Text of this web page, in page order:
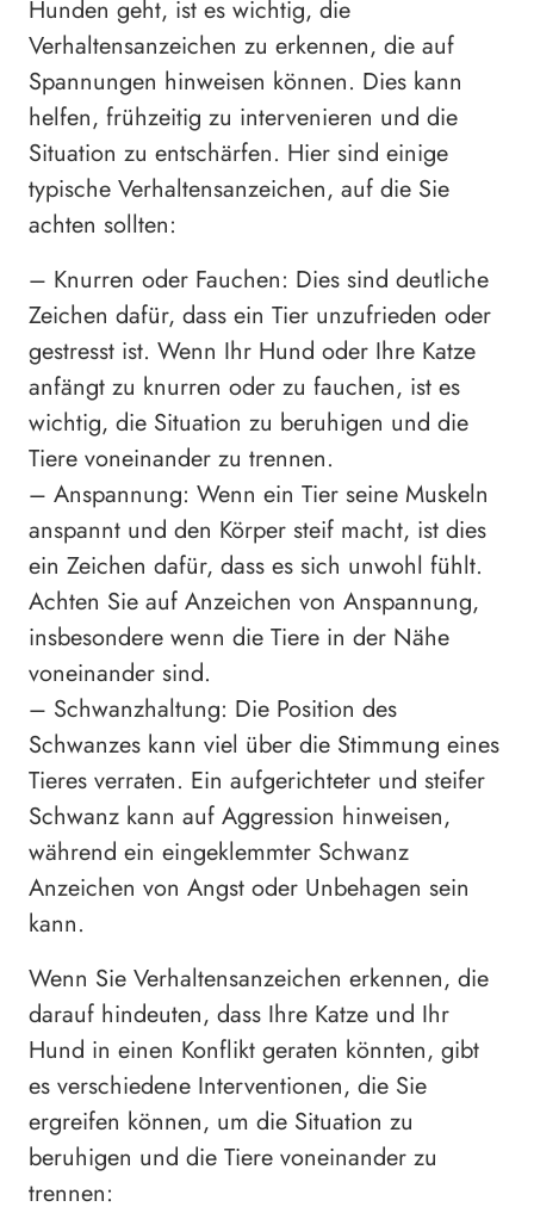
Hunden geht, ist es wichtig, die
Verhaltensanzeichen zu erkennen, die auf
Spannungen hinweisen können. Dies kann
helfen, frühzeitig zu intervenieren und die
Situation zu entschärfen. Hier sind einige
typische Verhaltensanzeichen, auf die Sie
achten sollten:
– Knurren oder Fauchen: Dies sind deutliche
Zeichen dafür, dass ein Tier unzufrieden oder
gestresst ist. Wenn Ihr Hund oder Ihre Katze
anfängt zu knurren oder zu fauchen, ist es
wichtig, die Situation zu beruhigen und die
Tiere voneinander zu trennen.
– Anspannung: Wenn ein Tier seine Muskeln
anspannt und den Körper steif macht, ist dies
ein Zeichen dafür, dass es sich unwohl fühlt.
Achten Sie auf Anzeichen von Anspannung,
insbesondere wenn die Tiere in der Nähe
voneinander sind.
– Schwanzhaltung: Die Position des
Schwanzes kann viel über die Stimmung eines
Tieres verraten. Ein aufgerichteter und steifer
Schwanz kann auf Aggression hinweisen,
während ein eingeklemmter Schwanz
Anzeichen von Angst oder Unbehagen sein
kann.
Wenn Sie Verhaltensanzeichen erkennen, die
darauf hindeuten, dass Ihre Katze und Ihr
Hund in einen Konflikt geraten könnten, gibt
es verschiedene Interventionen, die Sie
ergreifen können, um die Situation zu
beruhigen und die Tiere voneinander zu
trennen: